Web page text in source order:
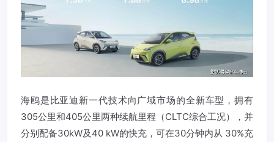
海鸥是比亚迪新一代技术向广域市场的全新车型，拥有
305公里和405公里两种续航里程（CLTC综合工况），并
分别配备30kW及40 kW的快充，可在30分钟内从 30%充